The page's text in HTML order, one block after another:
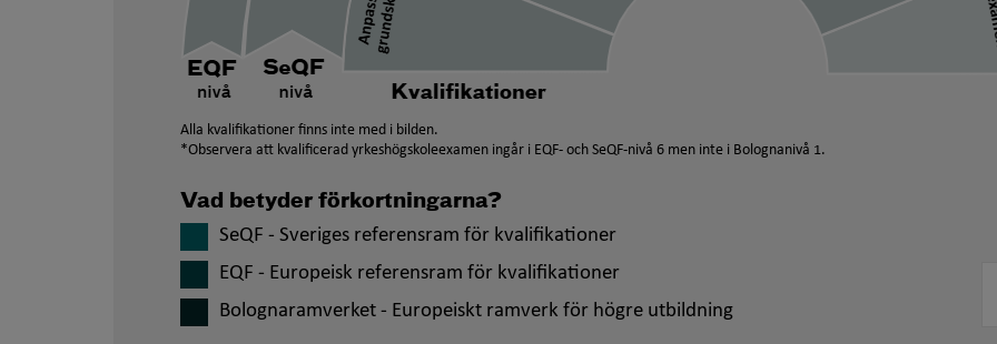
Alla kvalifikationer finns inte med i bilden.
*Observera att kvalificerad yrkeshögskoleexamen ingår i EQF- och SeQF-nivå 6 men inte i Bolognanivå 1.
Vad betyder förkortningarna?
SeQF - Sveriges referensram för kvalifikationer
EQF - Europeisk referensram för kvalifikationer
Bolognaramverket - Europeiskt ramverk för högre utbildning